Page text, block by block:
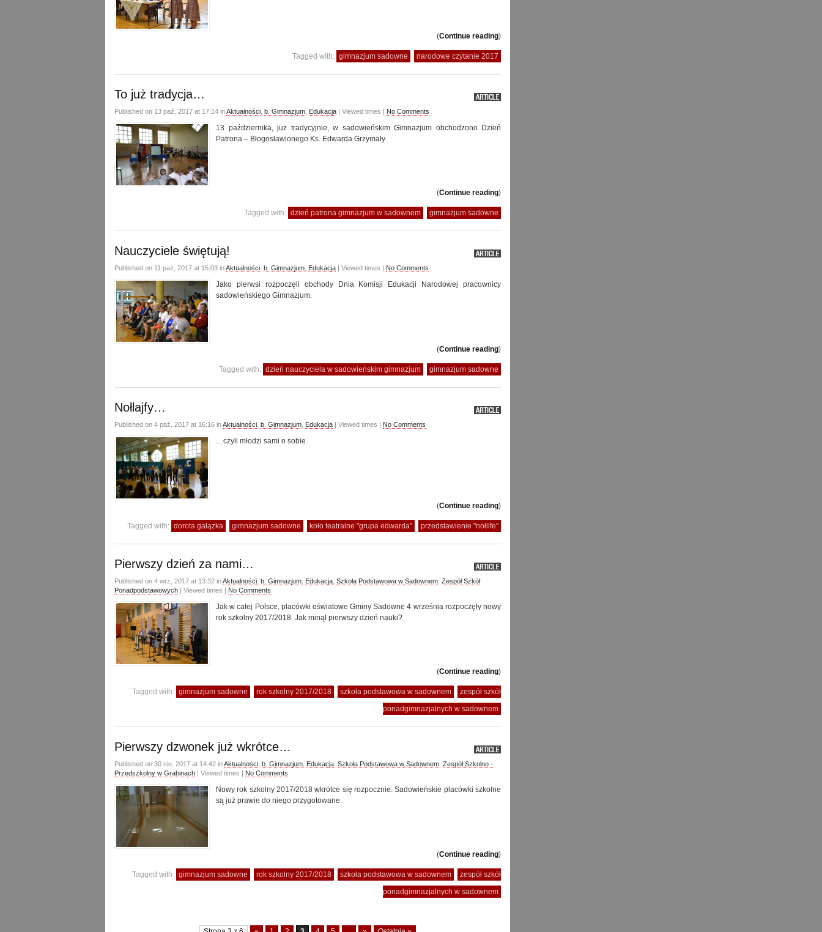
(Continue reading)
Tagged with: gimnazjum sadowne narodowe czytanie 2017
To już tradycja…
Published on 13 paź, 2017 at 17:14 inAktualności b. Gimnazjum Edukacja | Viewed times | No Comments
13 października, już tradycyjnie, w sadowieńskim Gimnazjum obchodzono Dzień
Patrona – Błogosławionego Ks. Edwarda Grzymały.
(Continue reading)
Tagged with: dzień patrona gimnazjum w sadownem gimnazjum sadowne
Nauczyciele świętują!
Published on 11 paź, 2017 at 15:03 inAktualności b. Gimnazjum Edukacja | Viewed times | No Comments
Jako pierwsi rozpoczęli obchody Dnia Komisji Edukacji Narodowej pracownicy
sadowieńskiego Gimnazjum.
(Continue reading)
Tagged with: dzień nauczyciela w sadowieńskim gimnazjum gimnazjum sadowne
Nołlajfy…
Published on 4 paź, 2017 at 16:16 inAktualności b. Gimnazjum Edukacja | Viewed times | No Comments
…czyli młodzi sami o sobie.
(Continue reading)
Tagged with: dorota gałązka gimnazjum sadowne koło teatralne "grupa edwarda" przedstawienie "nołlife"
Pierwszy dzień za nami…
Published on 4 wrz, 2017 at 13:32 inAktualności b. Gimnazjum Edukacja Szkoła Podstawowa w Sadownem Zespół Szkół
Ponadpodstawowych | Viewed times | No Comments
Jak w całej Polsce, placówki oświatowe Gminy Sadowne 4 września rozpoczęły nowy
rok szkolny 2017/2018. Jak minął pierwszy dzień nauki?
(Continue reading)
Tagged with: gimnazjum sadowne rok szkolny 2017/2018 szkoła podstawowa w sadownem
zespół szkół
ponadgimnazjalnych w sadownem
Pierwszy dzwonek już wkrótce…
Published on 30 sie, 2017 at 14:42 inAktualności b. Gimnazjum Edukacja Szkoła Podstawowa w Sadownem Zespół Szkolno -
Przedszkolny w Grabinach | Viewed times | No Comments
Nowy rok szkolny 2017/2018 wkrótce się rozpocznie. Sadowieńskie placówki szkolne
są już prawie do niego przygotowane.
(Continue reading)
Tagged with: gimnazjum sadowne rok szkolny 2017/2018 szkoła podstawowa w sadownem
zespół szkół
ponadgimnazjalnych w sadownem